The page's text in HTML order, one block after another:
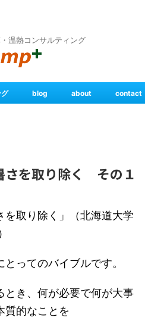
温熱コンサルティング
blog about contact
さを取り除く その１
を取り除く」（北海道大学
ってのバイブルです。
とき、何が必要で何が大事
質的なことを